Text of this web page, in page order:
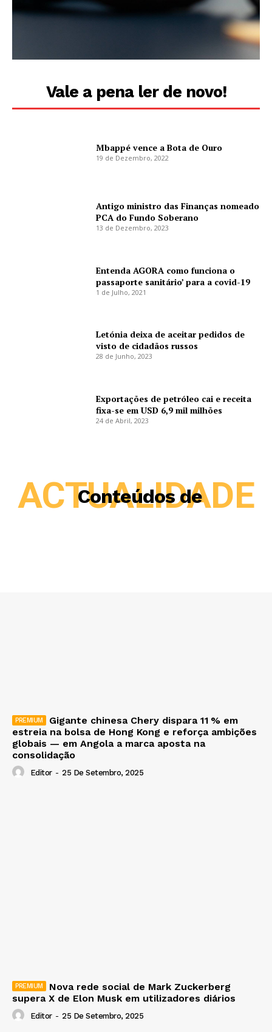
Vale a pena ler de novo!
Mbappé vence a Bota de Ouro
19 de Dezembro, 2022
Antigo ministro das Finanças nomeado
PCA do Fundo Soberano
13 de Dezembro, 2023
Entenda AGORA como funciona o
passaporte sanitário’ para a covid-19
1 de Julho, 2021
Letónia deixa de aceitar pedidos de
visto de cidadãos russos
28 de Junho, 2023
Exportações de petróleo cai e receita
fixa-se em USD 6,9 mil milhões
24 de Abril, 2023
Conteúdos de
ACTUALIDADE
Gigante chinesa Chery dispara 11 % em
estreia na bolsa de Hong Kong e reforça ambições
globais — em Angola a marca aposta na
consolidação
Editor - 25 De Setembro, 2025
Nova rede social de Mark Zuckerberg
supera X de Elon Musk em utilizadores diários
Editor - 25 De Setembro, 2025